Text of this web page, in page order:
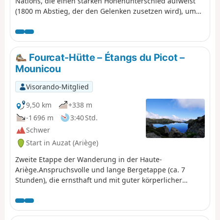
(1800 m Abstieg, der den Gelenken zusetzen wird), um
Etappe führt vorbei an der Cascade de Fourcat, dem
schönen Étang d'Izourt und den Wäldern von Goulier-
Auzat und Montcalm.
Fourcat-Hütte – Étangs du Picot –
Mounicou
Visorando-Mitglied
9,50 km
+338 m
-1 696 m
3:40 Std.
Schwer
Start in Auzat (Ariège)
Zweite Etappe der Wanderung in der Haute-
Ariège.Anspruchsvolle und lange Bergetappe (ca. 7
Stunden), die ernsthaft und mit guter körperlicher
hat man die Hütte verlassen, folgt ein sehr steiler
Aufstieg.Nach Überquerung eines ersten Passes (2)